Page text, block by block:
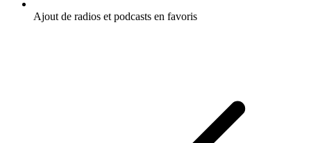
Ajout de radios et podcasts en favoris